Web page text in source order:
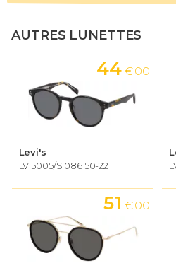
AUTRES LUNETTES
Levi's
LV 5005/S 086 50-22
44 € 00
51 € 00